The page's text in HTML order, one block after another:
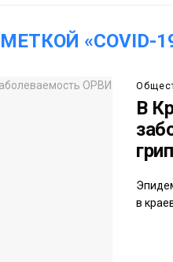
«COVID-
В
в